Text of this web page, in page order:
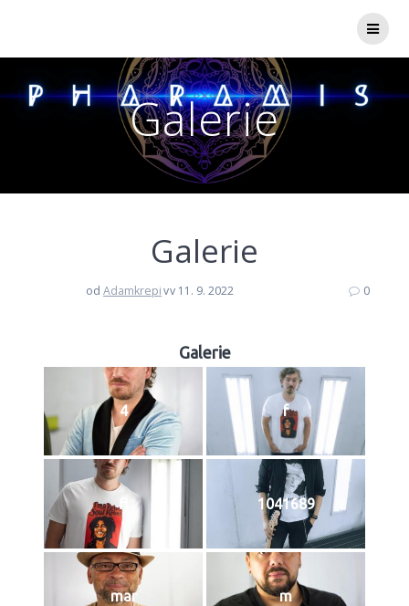
Galerie
Galerie
odAdamkrepivv 11. 9. 2022 0
Galerie
4 f
fi 1041689
mar m